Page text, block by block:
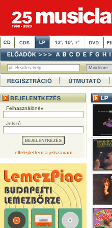
Felhasználónév
Jelszó
elfelejtettem a jelszavam